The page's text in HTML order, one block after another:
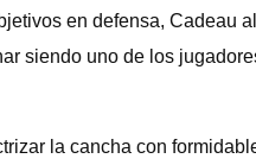
en defensa, Cadeau
siendo uno de los
la cancha con